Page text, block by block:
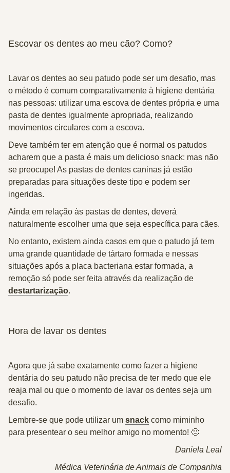
Escovar os dentes ao meu cão? Como?
Lavar os dentes ao seu patudo pode ser um desafio, mas
o método é comum comparativamente à higiene dentária
nas pessoas: utilizar uma escova de dentes própria e uma
pasta de dentes igualmente apropriada, realizando
movimentos circulares com a escova.
Deve também ter em atenção que é normal os patudos
acharem que a pasta é mais um delicioso snack: mas não
se preocupe! As pastas de dentes caninas já estão
preparadas para situações deste tipo e podem ser
ingeridas.
Ainda em relação às pastas de dentes, deverá
naturalmente escolher uma que seja específica para cães.
No entanto, existem ainda casos em que o patudo já tem
uma grande quantidade de tártaro formada e nessas
situações após a placa bacteriana estar formada, a
remoção só pode ser feita através da realização de
destartarização.
Hora de lavar os dentes
Agora que já sabe exatamente como fazer a higiene
dentária do seu patudo não precisa de ter medo que ele
reaja mal ou que o momento de lavar os dentes seja um
desafio.
Lembre-se que pode utilizar um snack como miminho
para presentear o seu melhor amigo no momento! 🙂
Daniela Leal
Médica Veterinária de Animais de Companhia